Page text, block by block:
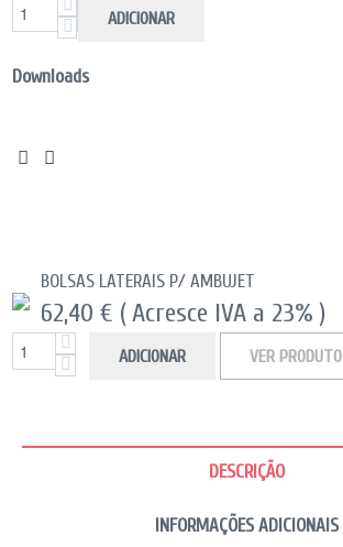
ADICIONAR
Downloads
BOLSAS LATERAIS P/ AMBUJET
62,40 € ( Acresce IVA a 23% )
ADICIONAR VER PRODUTO
DESCRIÇÃO
INFORMAÇÕES ADICIONAIS